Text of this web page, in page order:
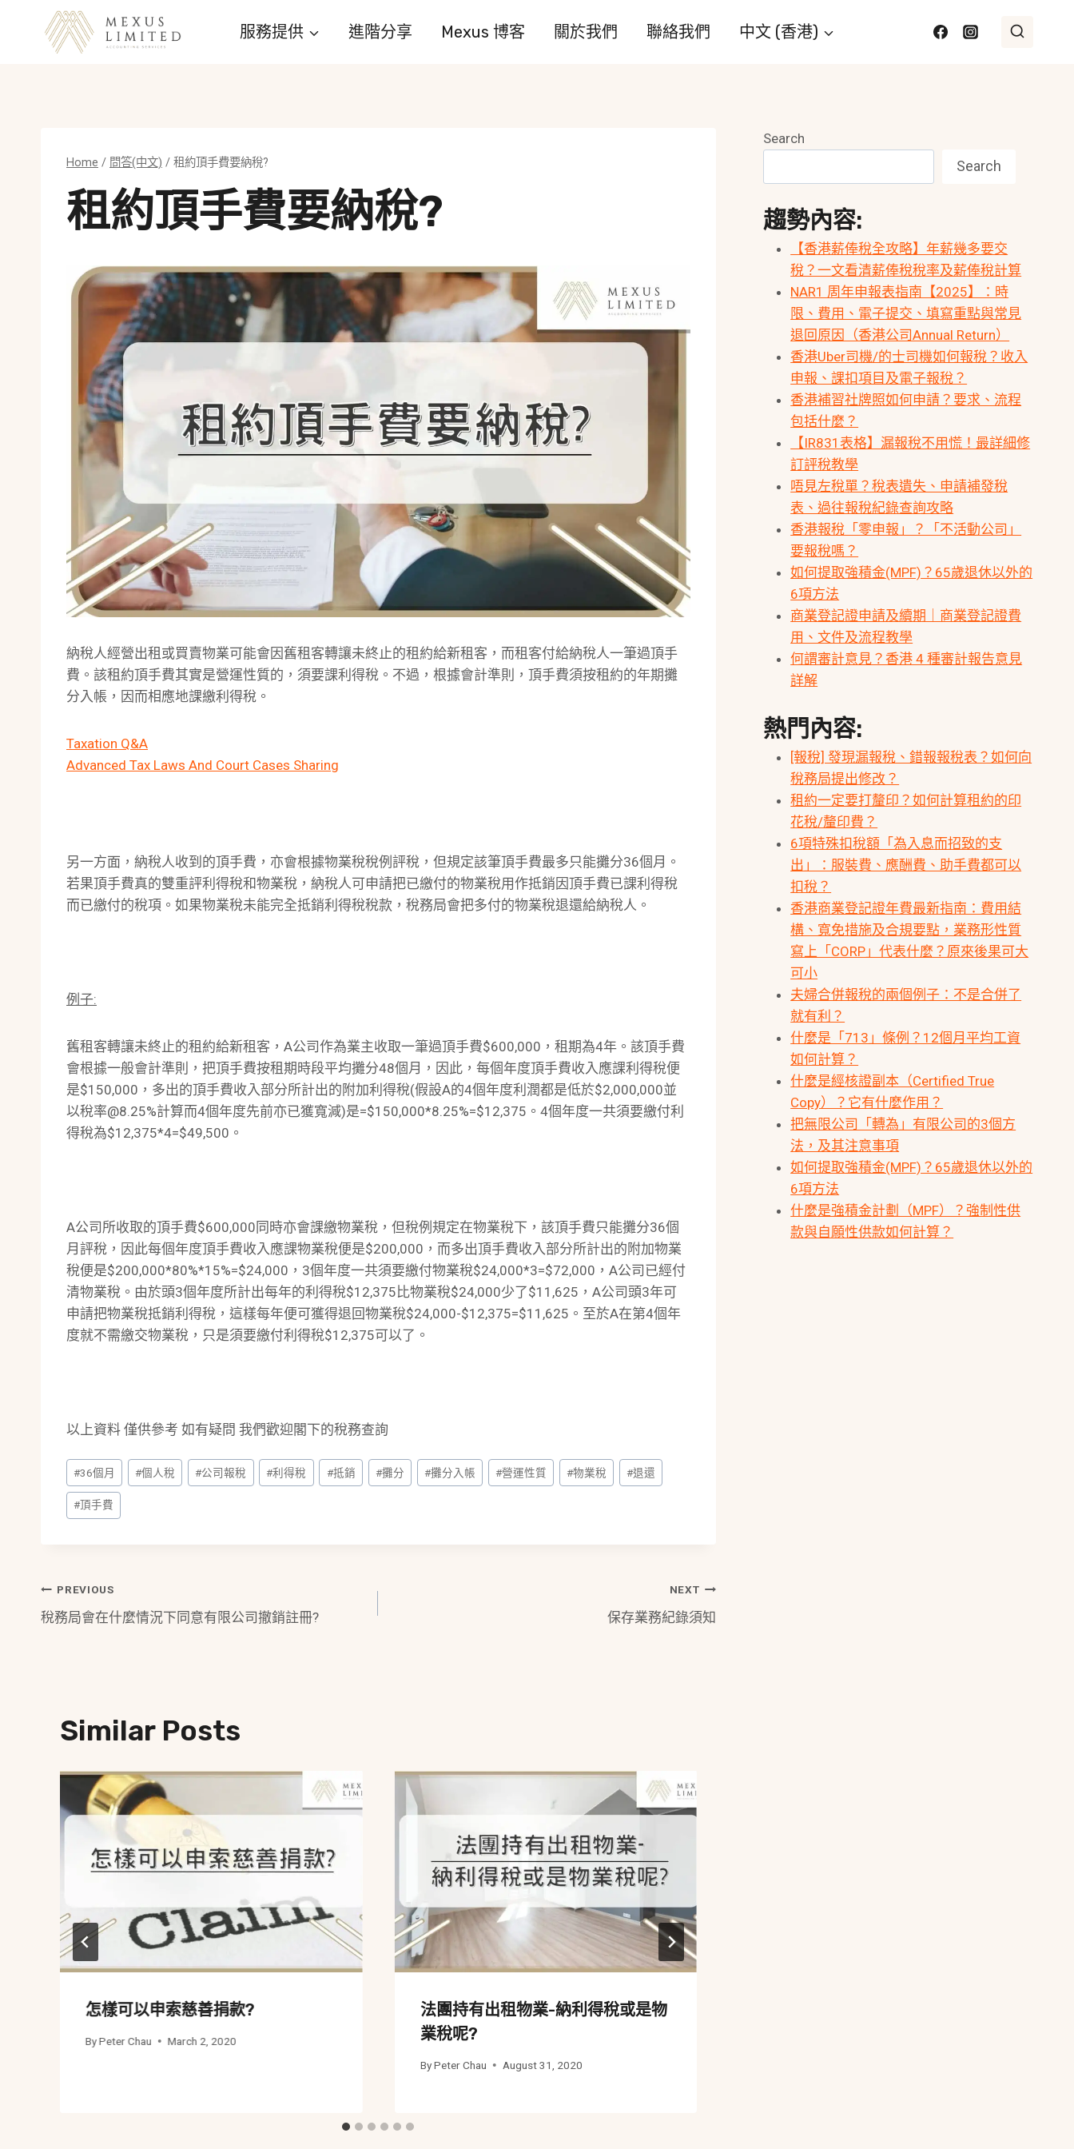
服務提供 進階分享 Mexus 博客 關於我們 聯絡我們 中文 (香港)
Home / 問答(中文) / 租約頂手費要納稅?
租約頂手費要納稅?
納稅人經營出租或買賣物業可能會因舊租客轉讓未終止的租約給新租客，而租客付給納稅人一筆過頂手
費。該租約頂手費其實是營運性質的，須要課利得稅。不過，根據會計準則，頂手費須按租約的年期攤
分入帳，因而相應地課繳利得稅。
Taxation Q&A
Advanced Tax Laws And Court Cases Sharing
另一方面，納稅人收到的頂手費，亦會根據物業稅稅例評稅，但規定該筆頂手費最多只能攤分36個月。
若果頂手費真的雙重評利得稅和物業稅，納稅人可申請把已繳付的物業稅用作抵銷因頂手費已課利得稅
而已繳付的稅項。如果物業稅未能完全抵銷利得稅稅款，稅務局會把多付的物業稅退還給納稅人。
例子:
舊租客轉讓未終止的租約給新租客，A公司作為業主收取一筆過頂手費$600,000，租期為4年。該頂手費
會根據一般會計準則，把頂手費按租期時段平均攤分48個月，因此，每個年度頂手費收入應課利得稅便
是$150,000，多出的頂手費收入部分所計出的附加利得稅(假設A的4個年度利潤都是低於$2,000,000並
以稅率@8.25%計算而4個年度先前亦已獲寬減)是=$150,000*8.25%=$12,375。4個年度一共須要繳付利
得稅為$12,375*4=$49,500。
A公司所收取的頂手費$600,000同時亦會課繳物業稅，但稅例規定在物業稅下，該頂手費只能攤分36個
月評稅，因此每個年度頂手費收入應課物業稅便是$200,000，而多出頂手費收入部分所計出的附加物業
稅便是$200,000*80%*15%=$24,000，3個年度一共須要繳付物業稅$24,000*3=$72,000，A公司已經付
清物業稅。由於頭3個年度所計出每年的利得稅$12,375比物業稅$24,000少了$11,625，A公司頭3年可
申請把物業稅抵銷利得稅，這樣每年便可獲得退回物業稅$24,000-$12,375=$11,625。至於A在第4個年
度就不需繳交物業稅，只是須要繳付利得稅$12,375可以了。
以上資料 僅供參考 如有疑問 我們歡迎閣下的稅務查詢
Post
Tags:
#36個月 #個人稅 #公司報稅 #利得稅 #抵銷 #攤分 #攤分入帳 #營運性質 #物業稅 #退還
#頂手費
Post
PREVIOUS
稅務局會在什麼情況下同意有限公司撤銷註冊?
NEXT
保存業務紀錄須知
Similar Posts
怎樣可以申索慈善捐款?
ByPeter Chau March 2, 2020
法團持有出租物業-納利得稅或是物
業稅呢?
By Peter Chau August 31, 2020
Search
Search
趨勢內容:
【香港薪俸稅全攻略】年薪幾多要交
稅？一文看清薪俸稅稅率及薪俸稅計算
NAR1 周年申報表指南【2025】：時
限、費用、電子提交、填寫重點與常見
退回原因（香港公司Annual Return）
香港Uber司機/的士司機如何報稅？收入
申報、課扣項目及電子報稅？
香港補習社牌照如何申請？要求、流程
包括什麼？
【IR831表格】漏報稅不用慌！最詳細修
訂評稅教學
唔見左稅單？稅表遺失、申請補發稅
表、過往報稅紀錄查詢攻略
香港報稅「零申報」？「不活動公司」
要報稅嗎？
如何提取強積金(MPF)？65歲退休以外的
6項方法
商業登記證申請及續期｜商業登記證費
用、文件及流程教學
何謂審計意見？香港 4 種審計報告意見
詳解
熱門內容:
[報稅] 發現漏報稅、錯報報稅表？如何向
稅務局提出修改？
租約一定要打釐印？如何計算租約的印
花稅/釐印費？
6項特殊扣稅額「為入息而招致的支
出」：服裝費、應酬費、助手費都可以
扣稅？
香港商業登記證年費最新指南：費用結
構、寬免措施及合規要點，業務形性質
寫上「CORP」代表什麼？原來後果可大
可小
夫婦合併報稅的兩個例子：不是合併了
就有利？
什麼是「713」條例？12個月平均工資
如何計算？
什麼是經核證副本（Certified True
Copy）？它有什麼作用？
把無限公司「轉為」有限公司的3個方
法，及其注意事項
如何提取強積金(MPF)？65歲退休以外的
6項方法
什麼是強積金計劃（MPF）？強制性供
款與自願性供款如何計算？